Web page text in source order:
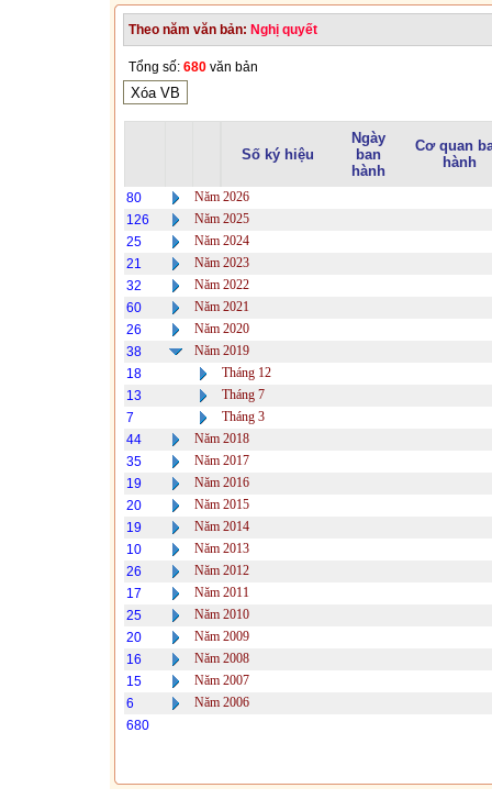
Theo năm văn bản: Nghị quyết
Tổng số: 680 văn bản
Số ký hiệu
Ngày
ban
hành
Cơ quan
hành
80
Năm 2026
126
Năm 2025
25
Năm 2024
21
Năm 2023
32
Năm 2022
60
Năm 2021
26
Năm 2020
38
Năm 2019
18
Tháng 12
13
Tháng 7
7
Tháng 3
44
Năm 2018
35
Năm 2017
19
Năm 2016
20
Năm 2015
19
Năm 2014
10
Năm 2013
26
Năm 2012
17
Năm 2011
25
Năm 2010
20
Năm 2009
16
Năm 2008
15
Năm 2007
6
Năm 2006
680